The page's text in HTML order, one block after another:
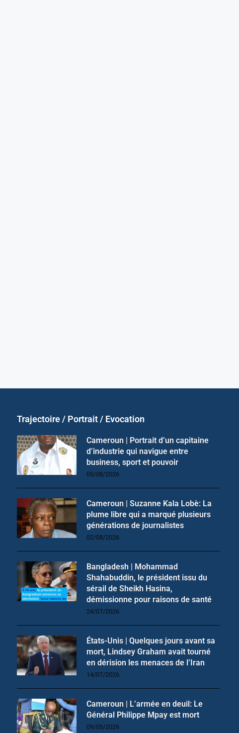
Trajectoire / Portrait / Evocation
Cameroun | Portrait d’un capitaine
d’industrie qui navigue entre
business, sport et pouvoir
05/08/2026
Cameroun | Suzanne Kala Lobè: La
plume libre qui a marqué plusieurs
générations de journalistes
02/08/2026
Bangladesh | Mohammad
Shahabuddin, le président issu du
sérail de Sheikh Hasina,
démissionne pour raisons de santé
24/07/2026
États-Unis | Quelques jours avant sa
mort, Lindsey Graham avait tourné
en dérision les menaces de l’Iran
14/07/2026
Cameroun | L’armée en deuil: Le
Général Philippe Mpay est mort
09/05/2026